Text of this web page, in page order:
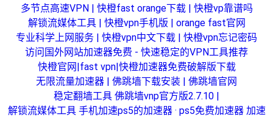
多节点高速VPN | 快橙fast orange下载 | 快橙vp靠谱吗
解锁流媒体工具 | 快橙vpn手机版 | orange fast官网
专业科学上网服务 | 快橙vpn中文下载 | 快橙vpn忘记密码
访问国外网站加速器免费 - 快速稳定的VPN工具推荐
快橙官网|fast vpn|快橙加速器免费破解版下载
无限流量加速器 | 佛跳墙下载安装 | 佛跳墙官网
稳定翻墙工具 佛跳墙vnp官方版2.7.10 |
解锁流媒体工具 手机加速ps5的加速器 · ps5免费加速器 加速